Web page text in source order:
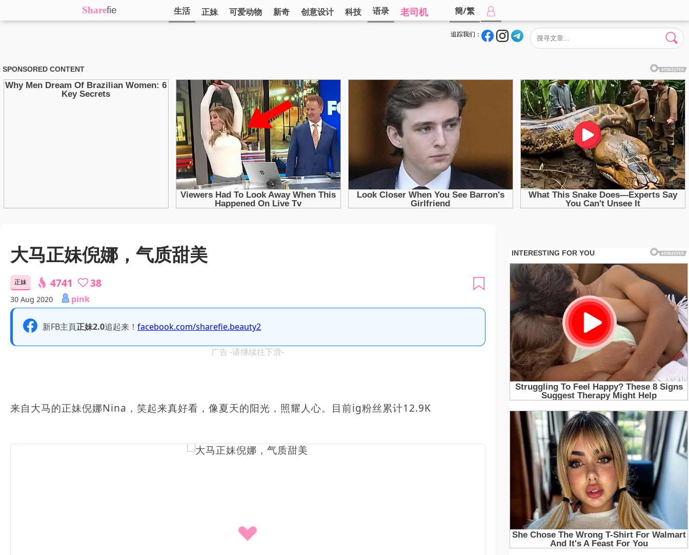
Sharefie 生活 正妹 可爱动物 新奇 创意设计 科技 语录 老司机 簡/繁
追踪我们：
大马正妹倪娜，气质甜美
正妹 4741 38
30 Aug 2020 pink
新FB主頁正妹2.0追起来！ facebook.com/sharefie.beauty2
广告 -请继续往下滑-
来自大马的正妹倪娜Nina，笑起来真好看，像夏天的阳光，照耀人心。目前ig粉丝累计12.9K